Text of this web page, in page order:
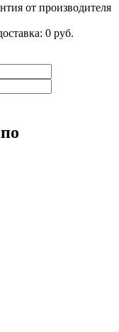
от производителя
0 руб.